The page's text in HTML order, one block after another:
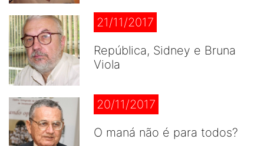
21/11/2017
República, Sidney e Bruna
Viola
20/11/2017
O maná não é para todos?